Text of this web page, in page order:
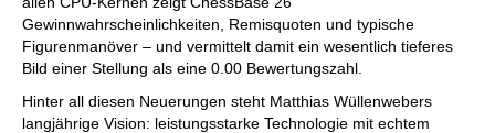
Gewinnwahrscheinlichkeiten, Remisquoten und typische
Figurenmanöver – und vermittelt damit ein wesentlich tieferes
Bild einer Stellung als eine 0.00 Bewertungszahl.
Hinter all diesen Neuerungen steht Matthias Wüllenwebers
langjährige Vision: leistungsstarke Technologie mit echtem